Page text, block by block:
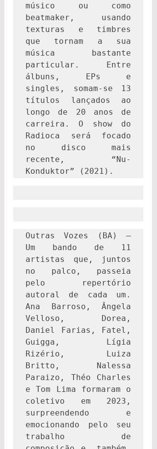
músico ou como
beatmaker, usando
texturas e timbres
que tornam a sua
música bastante
particular. Entre
álbuns, EPs e
singles, somam-se 13
títulos lançados ao
longo de 20 anos de
carreira. O show do
Radioca será focado
no disco mais
recente, “Nu-
Konduktor” (2021).
Outras Vozes (BA) –
Um bando de 11
artistas que, juntos
no palco, passeia
pelo repertório
autoral de cada um.
Ana Barroso, Ângela
Velloso, Dorea,
Daniel Farias, Fatel,
Guigga, Lígia
Rizério, Luiza
Britto, Nalessa
Paraizo, Théo Charles
e Tom Lima formaram o
coletivo em 2023,
surpreendendo e
emocionando pelo seu
trabalho de